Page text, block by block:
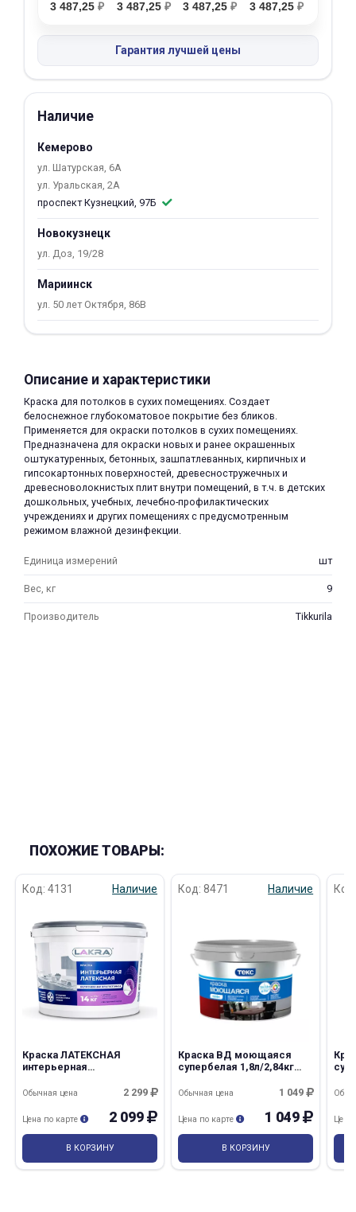
3 487,25 ₽ 3 487,25 ₽ 3 487,25 ₽ 3 487,25 ₽
Гарантия лучшей цены
Наличие
Кемерово
ул. Шатурская, 6А
ул. Уральская, 2А
проспект Кузнецкий, 97Б
Новокузнецк
ул. Доз, 19/28
Мариинск
ул. 50 лет Октября, 86В
Описание и характеристики
Краска для потолков в сухих помещениях. Создает
белоснежное глубокоматовое покрытие без бликов.
Применяется для окраски потолков в сухих помещениях.
Предназначена для окраски новых и ранее окрашенных
оштукатуренных, бетонных, зашпатлеванных, кирпичных и
гипсокартонных поверхностей, древесностружечных и
древесноволокнистых плит внутри помещений, в т.ч. в детских
дошкольных, учебных, лечебно-профилактических
учреждениях и других помещениях с предусмотренным
режимом влажной дезинфекции.
Единица измерений шт
Вес, кг 9
Производитель Tikkurila
ПОХОЖИЕ ТОВАРЫ:
Код: 4131 Наличие
Краска ЛАТЕКСНАЯ
интерьерная
белоснежная 14,0кг 2 299
Обычная цена
2 099
Цена по карте
В КОРЗИНУ
Код: 8471 Наличие
Краска ВД моющаяся
супербелая 1,8л/2,84кг
1 049
Обычная цена
1 049
Цена по карте
В КОРЗИНУ
Цена
об оплате Плайтом
раз в 2 недели